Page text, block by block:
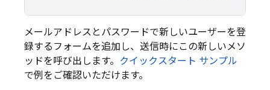
メールアドレスとパスワードで新しいユーザーを登
録するフォームを追加し、送信時にこの新しいメソ
ッドを呼び出します。 クイックスタート サンプル
で例をご確認いただけます。